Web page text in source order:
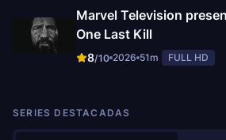
Marvel Television
One Last Kill
8/10 2026 51m FULL HD
SERIES DESTACADAS